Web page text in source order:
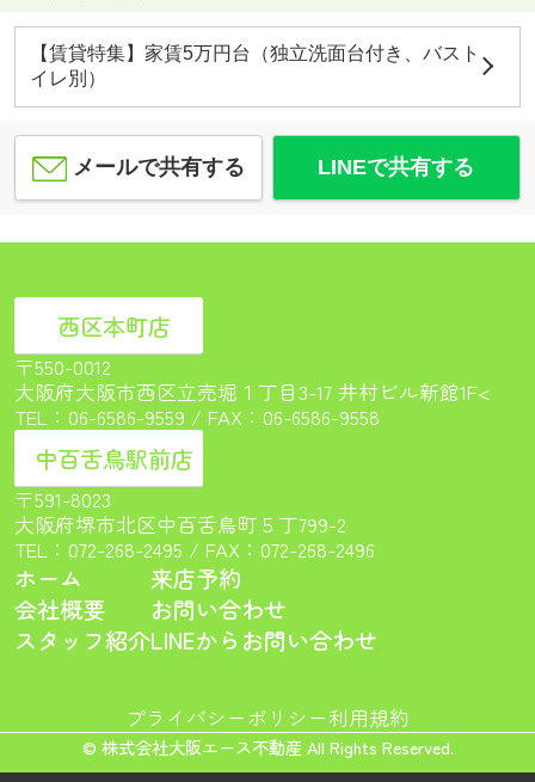
【賃貸特集】家賃5万円台（独立洗面台付き、バスト
イレ別）
メールで共有する LINEで共有する
西区本町店
〒550-0012
大阪府大阪市西区立売堀１丁目3-17 井村ビル新館1F<
TEL： 06-6586-9559 / FAX：06-6586-9558
中百舌鳥駅前店
〒591-8023
大阪府堺市北区中百舌鳥町５丁799-2
TEL： 072-268-2495 / FAX：072-268-2496
ホーム
会社概要
スタッフ紹介
来店予約
お問い合わせ
LINEからお問い合わせ
プライバシーポリシー利用規約
© 株式会社大阪エース不動産 All Rights Reserved.